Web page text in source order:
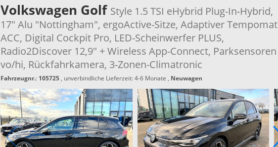
Volkswagen Golf Style 1.5 TSI eHybrid Plug-In-Hybrid,
17" Alu "Nottingham", ergoActive-Sitze, Adaptiver Tempomat
ACC, Digital Cockpit Pro, LED-Scheinwerfer PLUS,
Radio2Discover 12,9" + Wireless App-Connect, Parksensoren
vo/hi, Rückfahrkamera, 3-Zonen-Climatronic
Fahrzeugnr.: 105725, unverbindliche Lieferzeit: 4-6 Monate , Neuwagen